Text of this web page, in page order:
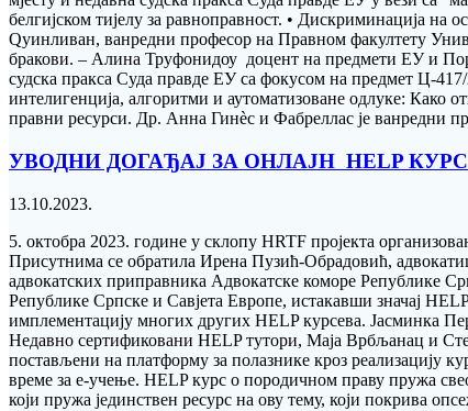
белгијском тијелу за равноправност. • Дискриминација
Qуинливан, ванредни професор на Правном факултету
бракови. – Алина Трyфонидоу доцент на предмети ЕУ и
судска пракса Суда правде ЕУ са фокусом на предмет Ц-
интелигенција, алгоритми и аутоматизоване одлуке: Како
правни ресурси. Др. Анна Гинèс и Фабреллас је ванредни
УВОДНИ ДОГАЂАЈ ЗА ОНЛАЈН HELP
13.10.2023.
5. октобра 2023. године у склопу HRTF пројекта
Присутнима се обратила Ирена Пузић-Обрадовић,
адвокатских приправника Адвокатске коморе Републике
Републике Српске и Савјета Европе, истакавши значај
имплементацију многих других HELP курсева. Јасминка
Недавно сертификовани HELP тутори, Маја Врбљанац и
постављени на платформу за полазнике кроз реализацију
време за е-учење. HELP курс о породичном праву пружа
који пружа јединствен ресурс на ову тему, који покрива